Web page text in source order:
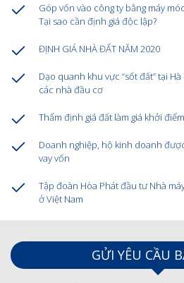
Góp vốn vào công ty bằng máy
Tại sao cần định giá độc lập?
ĐỊNH GIÁ NHÀ ĐẤT NĂM 2020
Dạo quanh khu vực “sốt đất” tại
các nhà đầu cơ
Thẩm định giá đất làm giá khởi
Doanh nghiệp, hộ kinh doanh
vay vốn
Tập đoàn Hòa Phát đầu tư Nhà
ở Việt Nam
GỬI YÊU CẦU